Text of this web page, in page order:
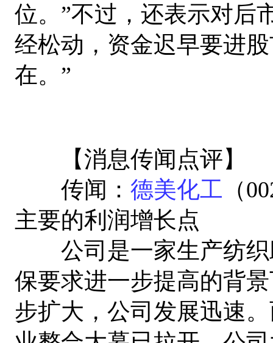
位。”不过，还表示对后
经松动，资金迟早要进
在。”
【消息传闻点评】
传闻： 德美化工 （
主要的利润增长点
公司是一家生产纺织
保要求进一步提高的背
步扩大，公司发展迅速